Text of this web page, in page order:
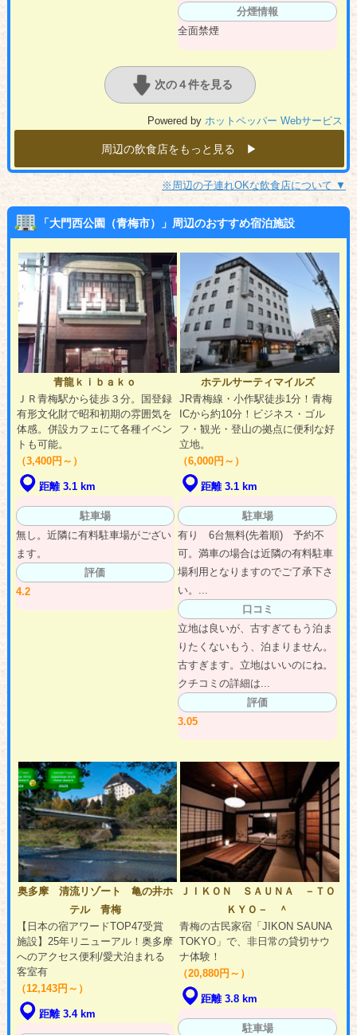
分煙情報
全面禁煙
次の４件を見る
Powered by ホットペッパー Webサービス
周辺の飲食店をもっと見る ▶︎
※周辺の子連れOKな飲食店について ▼
「大門西公園（青梅市）」周辺のおすすめ宿泊施設
青龍ｋｉｂａｋｏ
ＪＲ青梅駅から徒歩３分。国登録
有形文化財で昭和初期の雰囲気を
体感。併設カフェにて各種イベン
トも可能。
（3,400円～）
距離 3.1 km
駐車場
無し。近隣に有料駐車場がござい
ます。
評価
4.2
ホテルサーティマイルズ
JR青梅線・小作駅徒歩1分！青梅
ICから約10分！ビジネス・ゴル
フ・観光・登山の拠点に便利な好
立地。
（6,000円～）
距離 3.1 km
駐車場
有り 6台無料(先着順) 予約不
可。満車の場合は近隣の有料駐車
場利用となりますのでご了承下さ
い。...
口コミ
立地は良いが、古すぎてもう泊ま
りたくないもう、泊まりません。
古すぎます。立地はいいのにね。
クチコミの詳細は...
評価
3.05
奥多摩 清流リゾート 亀の井ホ
テル 青梅
【日本の宿アワードTOP47受賞
施設】25年リニューアル！奥多摩
へのアクセス便利/愛犬泊まれる
客室有
（12,143円～）
距離 3.4 km
ＪＩＫＯＮ ＳＡＵＮＡ －ＴＯ
ＫＹＯ－ ＾
青梅の古民家宿「JIKON SAUNA
TOKYO」で、非日常の貸切サウ
ナ体験！
（20,880円～）
距離 3.8 km
駐車場